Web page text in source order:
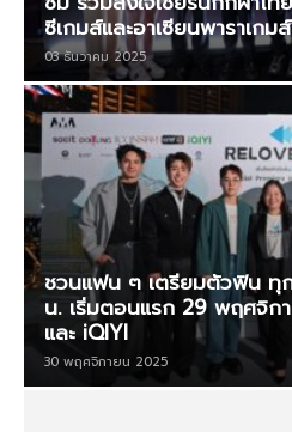
ซีเกมส์และอาเซียนพาราเก
03 ธันวาคม 2025
ชวนแฟน ๆ เตรียมตัวฟิน ทุก
น. เริ่มตอนแรก 29 พฤศจิก
และ iQIYI
30 พฤศจิกายน 2025